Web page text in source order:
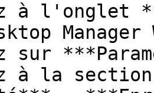
à l'onglet
Manager
sur
à la